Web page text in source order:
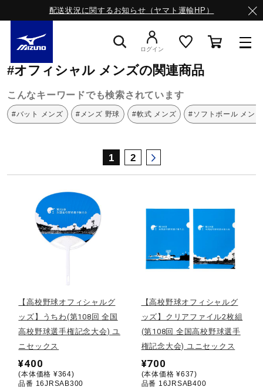
配送状況に関するお知らせ（ヤマト運輸HP）
ライフスタイルウエア
サッカー／フットサル
野球
ゴルフ
スイム
ログイン
ミズノ公式オンライン メンズ
#オフィシャル メンズの関連商品
こんなキーワードでも検索されています
#バット メンズ #メンズ 野球 #軟式 メンズ #ソフトボール メンズ
1 2
【高校野球オフィシャルグ
ッズ】うちわ(第108回 全国
高校野球選手権記念大会) ユ
ニセックス
¥400
(本体価格 ¥364)
品番 16JRSAB300
【高校野球オフィシャルグ
ッズ】クリアファイル2枚組
(第108回 全国高校野球選手
権記念大会) ユニセックス
¥700
(本体価格 ¥637)
品番 16JRSAB400